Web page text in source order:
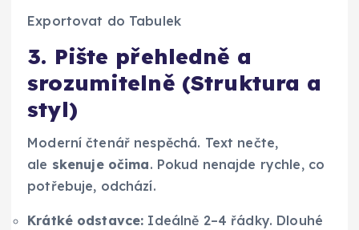
Exportovat do Tabulek
3. Pište přehledně a
srozumitelně (Struktura a
styl)
Moderní čtenář nespěchá. Text nečte,
ale skenuje očima. Pokud nenajde rychle, co
potřebuje, odchází.
Krátké odstavce: Ideálně 2–4 řádky. Dlouhé